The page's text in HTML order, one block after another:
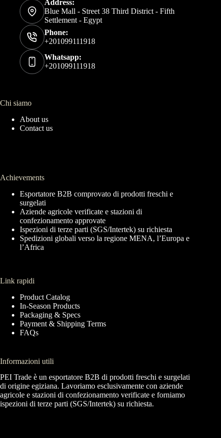
Address:
Blue Mall - Street 38 Third District - Fifth
Settlement - Egypt
Phone:
+201099111918
Whatsapp:
+201099111918
Chi siamo
About us
Contact us
Achievements
Esportatore B2B comprovato di prodotti freschi e
surgelati
Aziende agricole verificate e stazioni di
confezionamento approvate
Ispezioni di terze parti (SGS/Intertek) su richiesta
Spedizioni globali verso la regione MENA, l’Europa e
l’Africa
Link rapidi
Product Catalog
In-Season Products
Packaging & Specs
Payment & Shipping Terms
FAQs
Informazioni utili
PEI Trade è un esportatore B2B di prodotti freschi e surgelati
di origine egiziana. Lavoriamo esclusivamente con aziende
agricole e stazioni di confezionamento verificate e forniamo
ispezioni di terze parti (SGS/Intertek) su richiesta.